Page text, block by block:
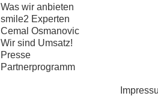
Was wir anbieten
smile2 Experten
Cemal Osmanovic
Wir sind Umsatz!
Presse
Partnerprogramm